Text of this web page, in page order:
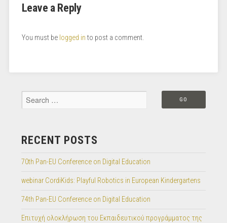
Leave a Reply
You must be logged in to post a comment.
RECENT POSTS
70th Pan-EU Conference on Digital Education
webinar CordiKids: Playful Robotics in European Kindergartens
74th Pan-EU Conference on Digital Education
Επιτυχή ολοκλήρωση του Εκπαιδευτικού προγράμματος της